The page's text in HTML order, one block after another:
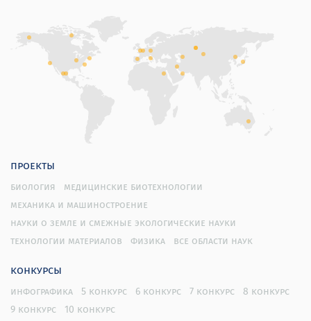
проекты
биология
медицинские биотехнологии
механика и машиностроение
науки о земле и смежные экологические науки
технологии материалов
физика все области наук
конкурсы
инфографика 5 конкурс 6 конкурс 7 конкурс
8 конкурс
9 конкурс
10 конкурс